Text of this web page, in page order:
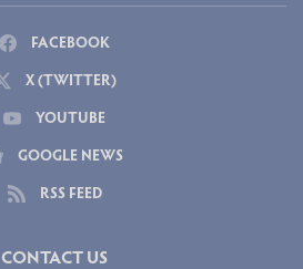
FACEBOOK
X (TWITTER)
YOUTUBE
GOOGLE NEWS
RSS FEED
CONTACT US